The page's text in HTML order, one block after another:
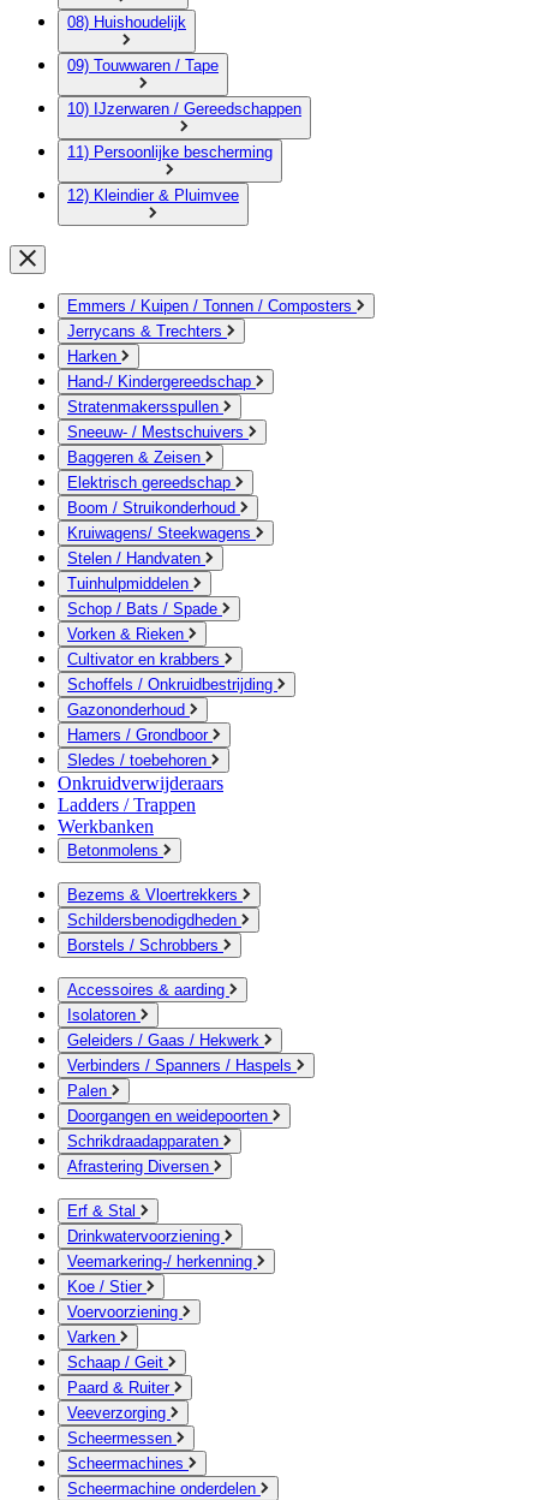
08) Huishoudelijk
09) Touwwaren / Tape
10) IJzerwaren / Gereedschappen
11) Persoonlijke bescherming
12) Kleindier & Pluimvee
Emmers / Kuipen / Tonnen / Composters
Jerrycans & Trechters
Harken
Hand-/ Kindergereedschap
Stratenmakersspullen
Sneeuw- / Mestschuivers
Baggeren & Zeisen
Elektrisch gereedschap
Boom / Struikonderhoud
Kruiwagens/ Steekwagens
Stelen / Handvaten
Tuinhulpmiddelen
Schop / Bats / Spade
Vorken & Rieken
Cultivator en krabbers
Schoffels / Onkruidbestrijding
Gazononderhoud
Hamers / Grondboor
Sledes / toebehoren
Onkruidverwijderaars
Ladders / Trappen
Werkbanken
Betonmolens
Bezems & Vloertrekkers
Schildersbenodigdheden
Borstels / Schrobbers
Accessoires & aarding
Isolatoren
Geleiders / Gaas / Hekwerk
Verbinders / Spanners / Haspels
Palen
Doorgangen en weidepoorten
Schrikdraadapparaten
Afrastering Diversen
Erf & Stal
Drinkwatervoorziening
Veemarkering-/ herkenning
Koe / Stier
Voervoorziening
Varken
Schaap / Geit
Paard & Ruiter
Veeverzorging
Scheermessen
Scheermachines
Scheermachine onderdelen